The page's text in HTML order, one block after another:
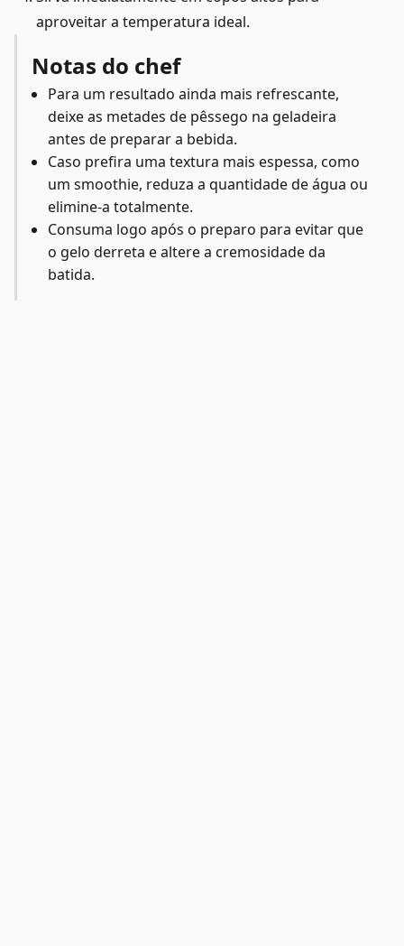
aproveitar a temperatura ideal.
Notas do chef
Para um resultado ainda mais refrescante,
deixe as metades de pêssego na geladeira
antes de preparar a bebida.
Caso prefira uma textura mais espessa, como
um smoothie, reduza a quantidade de água ou
elimine-a totalmente.
Consuma logo após o preparo para evitar que
o gelo derreta e altere a cremosidade da
batida.